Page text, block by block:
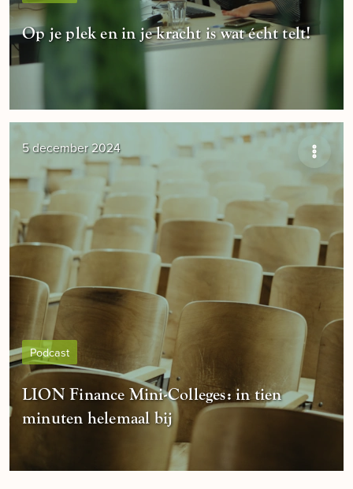
Op je plek en in je kracht is wat écht telt!
5 december 2024
Podcast
LION Finance Mini-Colleges: in tien
minuten helemaal bij